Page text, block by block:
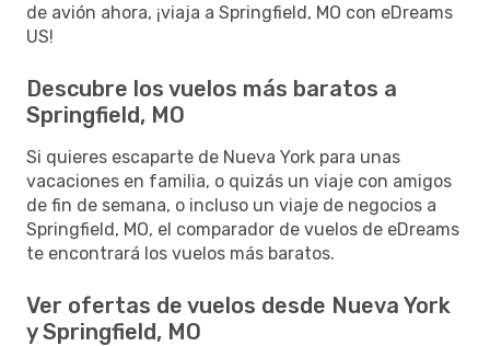
de avión ahora, ¡viaja a Springfield, MO con eDreams
US!
Descubre los vuelos más baratos a
Springfield, MO
Si quieres escaparte de Nueva York para unas
vacaciones en familia, o quizás un viaje con amigos
de fin de semana, o incluso un viaje de negocios a
Springfield, MO, el comparador de vuelos de eDreams
te encontrará los vuelos más baratos.
Ver ofertas de vuelos desde Nueva York
y Springfield, MO